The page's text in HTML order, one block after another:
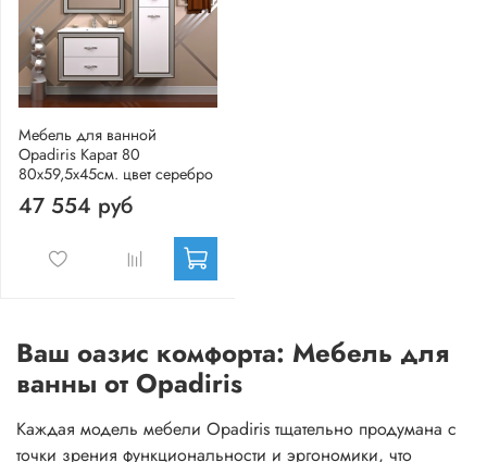
Мебель для ванной
Opadiris Карат 80
80х59,5х45см. цвет серебро
47 554 руб
Ваш оазис комфорта: Мебель для
ванны от Opadiris
Каждая модель мебели Opadiris тщательно продумана с
точки зрения функциональности и эргономики, что